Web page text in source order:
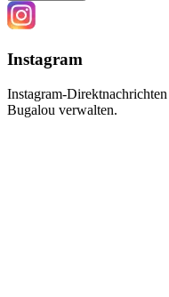
Instagram
Instagram-
Bugalou verwalten.